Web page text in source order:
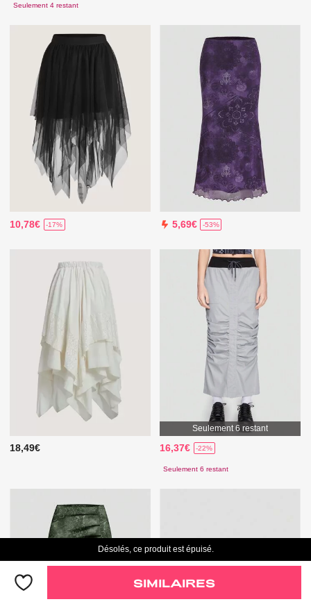
Seulement 4 restant
10,78€ -17% 5,69€ -53%
18,49€
Seulement 6 restant
16,37€ -22%
Seulement 6 restant
Désolés, ce produit est épuisé.
SIMILAIRES